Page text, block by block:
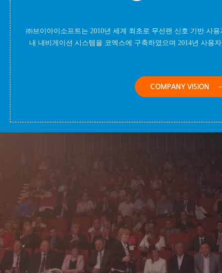
㈜브이아이소프트는 2010년 세계 최초로 무선랜 신호 기반 사
내 내비게이션 시스템을 코엑스에 구축하였으며 2014년 사용
COMPANY VISION